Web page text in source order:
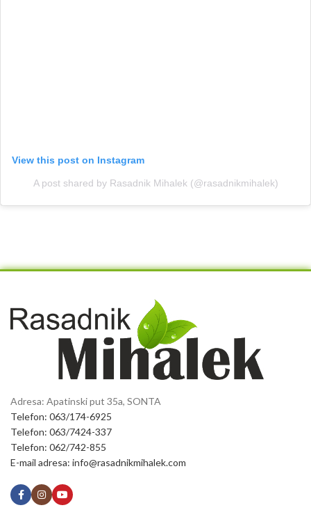
View this post on Instagram
A post shared by Rasadnik Mihalek (@rasadnikmihalek)
Adresa: Apatinski put 35a, SONTA
Telefon: 063/174-6925
Telefon: 063/7424-337
Telefon: 062/742-855
E-mail adresa: info@rasadnikmihalek.com